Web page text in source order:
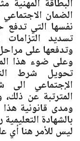
البطاقة المهنية
الضمان
نفسها التي تدفع
تسديد التزامات
وتدفعها على
وعلى ضوء هذا
تحويل شرط
الإجتماعي الى
المترتبة عن
ومدى قانونية
بالشهادة
ليس للأمر هنا أي